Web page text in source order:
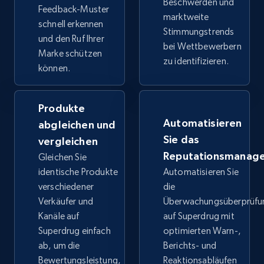
Google Shopping
URL, Product id, Title, Product description,
Rating, Reviews count, Images, Variations, and
more.
2.4K+ 202+ Jetzt anfangen
Google Shopping - collects products from
web using keywords
URL, Product id, Title, Product description,
Rating, Reviews count, Images, Variations, and
more.
Feedback-Muster
schnell erkennen
und den Ruf Ihrer
Marke schützen
können.
marktweite
Stimmungstrends
bei Wettbewerbern
zu identifizieren.
Produkte
abgleichen und
vergleichen
Gleichen Sie
identische Produkte
verschiedener
Verkäufer und
Kanäle auf
Superdrug einfach
ab, um die
Bewertungsleistung,
Automatisieren
Sie das
Automatisieren Sie
die
auf Superdrug mit
optimierten Warn-,
Berichts- und
Reaktionsabläufen